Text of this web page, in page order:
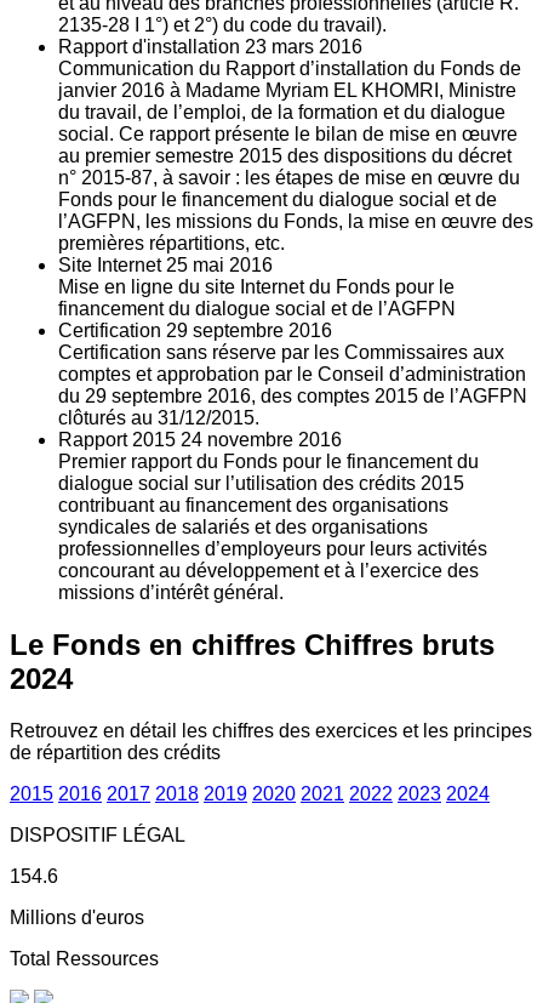
2135‐28 I 1°) et 2°) du code du travail).
Rapport d'installation 23 mars 2016
Communication du Rapport d’installation du Fonds de
janvier 2016 à Madame Myriam EL KHOMRI, Ministre
du travail, de l’emploi, de la formation et du dialogue
social. Ce rapport présente le bilan de mise en œuvre
au premier semestre 2015 des dispositions du décret
n° 2015-87, à savoir : les étapes de mise en œuvre du
Fonds pour le financement du dialogue social et de
l’AGFPN, les missions du Fonds, la mise en œuvre des
premières répartitions, etc.
Site Internet 25 mai 2016
Mise en ligne du site Internet du Fonds pour le
financement du dialogue social et de l’AGFPN
Certification 29 septembre 2016
Certification sans réserve par les Commissaires aux
comptes et approbation par le Conseil d’administration
du 29 septembre 2016, des comptes 2015 de l’AGFPN
clôturés au 31/12/2015.
Rapport 2015 24 novembre 2016
Premier rapport du Fonds pour le financement du
dialogue social sur l’utilisation des crédits 2015
contribuant au financement des organisations
syndicales de salariés et des organisations
professionnelles d’employeurs pour leurs activités
concourant au développement et à l’exercice des
missions d’intérêt général.
Le Fonds en chiffres Chiffres bruts
2024
Retrouvez en détail les chiffres des exercices et les principes
de répartition des crédits
2015 2016 2017 2018 2019 2020 2021 2022 2023 2024
DISPOSITIF LÉGAL
154.6
Millions d'euros
Total Ressources